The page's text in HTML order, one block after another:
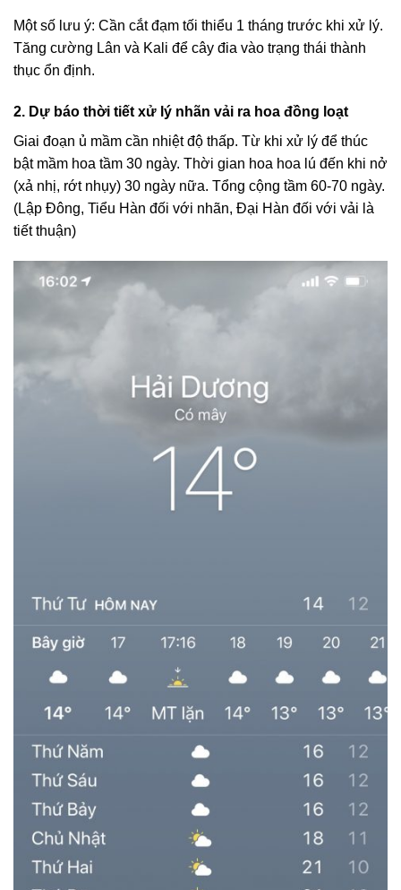
Một số lưu ý: Cần cắt đạm tối thiểu 1 tháng trước khi xử lý.
Tăng cường Lân và Kali để cây đia vào trạng thái thành
thục ổn định.
2. Dự báo thời tiết xử lý nhãn vải ra hoa đồng loạt
Giai đoạn ủ mầm cần nhiệt độ thấp. Từ khi xử lý để thúc
bật mầm hoa tầm 30 ngày. Thời gian hoa hoa lú đến khi nở
(xả nhị, rớt nhụy) 30 ngày nữa. Tổng cộng tầm 60-70 ngày.
(Lập Đông, Tiểu Hàn đối với nhãn, Đại Hàn đối với vải là
tiết thuận)